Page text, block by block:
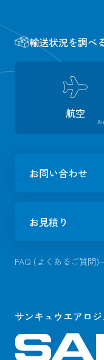
輸送状況を調べ
航空
お問い合わせ
お見積り
FAQ (よくあるご質問)
サンキュウエアロ